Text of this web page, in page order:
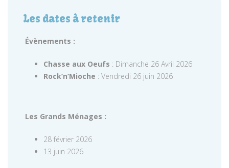
Les dates à retenir
Évènements :
Chasse aux Oeufs : Dimanche 26 Avril 2026
Rock’n’Mioche : Vendredi 26 juin 2026
Les Grands Ménages :
28 février 2026
13 juin 2026